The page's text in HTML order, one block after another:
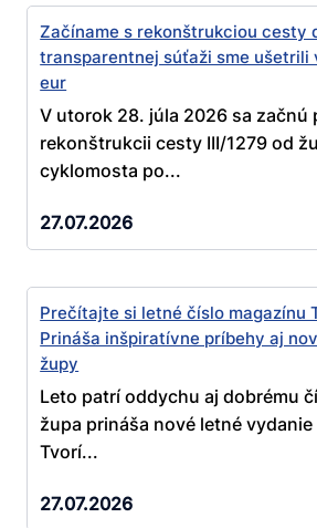
Začíname s rekonštrukciou cesty
transparentnej súťaži sme ušetrili
eur
V utorok 28. júla 2026 sa začnú
rekonštrukcii cesty III/1279 od
cyklomosta po...
27.07.2026
Prečítajte si letné číslo magazínu
Prináša inšpiratívne príbehy aj
župy
Leto patrí oddychu aj dobrému
župa prináša nové letné
Tvorí...
27.07.2026